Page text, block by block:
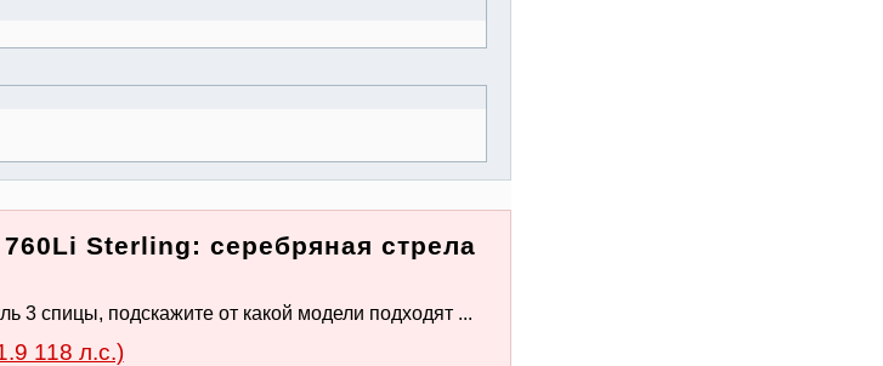
Sterling: серебряная стрела
3 спицы, подскажите от какой модели подходят ...
118 л.с.)